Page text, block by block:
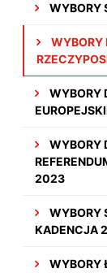
WYBORY
WYBORY
WYBORY
WYBORY
2023
WYBORY
KADENCJA
WYBORY